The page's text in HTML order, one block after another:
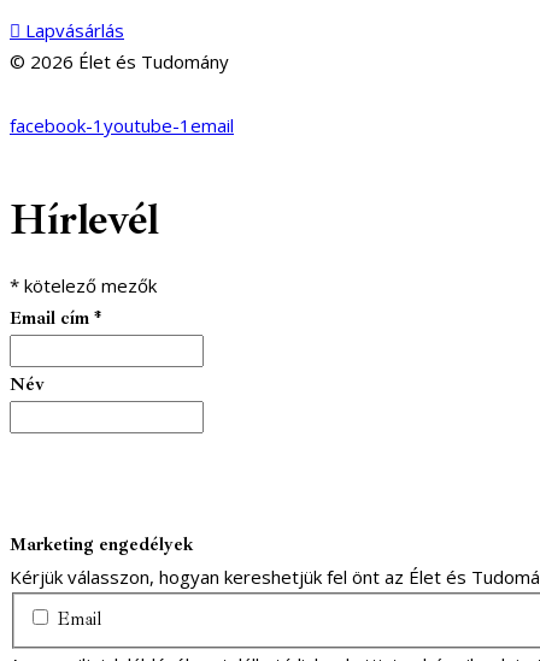
Lapvásárlás
© 2026 Élet és Tudomány
facebook-1 youtube-1 email
Hírlevél
* kötelező mezők
Email cím *
Név
Marketing engedélyek
Kérjük válasszon, hogyan kereshetjük fel önt az Élet és
Email